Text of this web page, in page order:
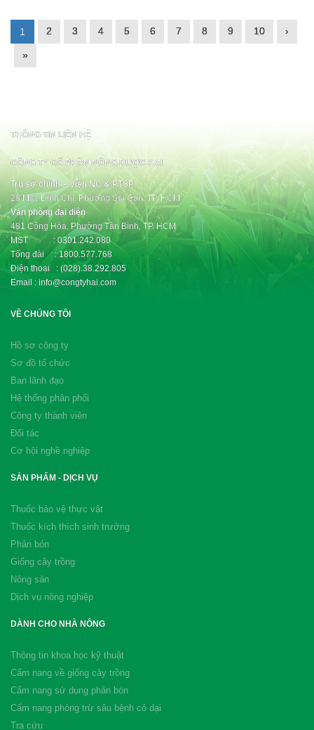
1 2 3 4 5 6 7 8 9 10 ›
»
THÔNG TIN LIÊN HỆ
CÔNG TY CỔ PHẦN NÔNG DƯỢC HAI
Trụ sở chính – Viện NC & PTSP
28 Mạc Đĩnh Chi, Phường Sài Gòn, TP. HCM
Văn phòng đại diện
481 Cộng Hòa, Phường Tân Bình, TP. HCM
MST : 0301.242.080
Tổng đài : 1800.577.768
Điện thoại : (028).38.292.805
Email : info@congtyhai.com
VỀ CHÚNG TÔI
Hồ sơ công ty
Sơ đồ tổ chức
Ban lãnh đạo
Hệ thống phân phối
Công ty thành viên
Đối tác
Cơ hội nghề nghiệp
SẢN PHẨM - DỊCH VỤ
Thuốc bảo vệ thực vật
Thuốc kích thích sinh trưởng
Phân bón
Giống cây trồng
Nông sản
Dịch vụ nông nghiệp
DÀNH CHO NHÀ NÔNG
Thông tin khoa học kỹ thuật
Cẩm nang về giống cây trồng
Cẩm nang sử dụng phân bón
Cẩm nang phòng trừ sâu bệnh cỏ dại
Tra cứu